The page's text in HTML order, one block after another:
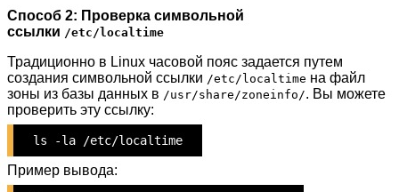
Способ 2: Проверка символьной
ссылки /etc/localtime
Традиционно в Linux часовой пояс задается путем
создания символьной ссылки /etc/localtime на файл
зоны из базы данных в /usr/share/zoneinfo/. Вы можете
проверить эту ссылку:
ls -la /etc/localtime
Пример вывода: